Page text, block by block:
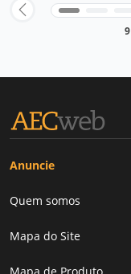
9
Anuncie
Quem somos
Mapa do Site